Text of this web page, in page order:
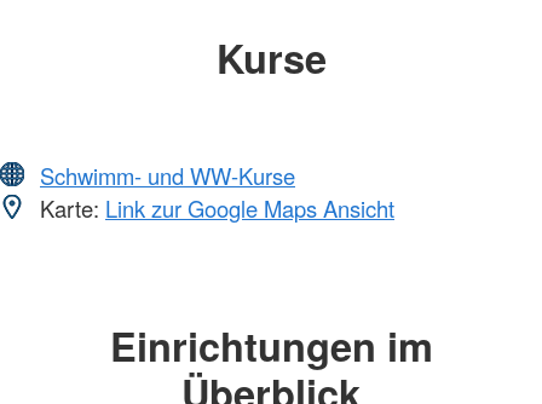
Kurse
Schwimm- und WW-Kurse
Karte: Link zur Google Maps Ansicht
Einrichtungen im
Überblick